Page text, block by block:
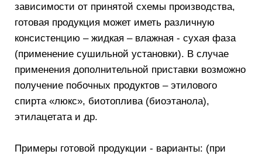
зависимости от принятой схемы производства,
готовая продукция может иметь различную
консистенцию – жидкая – влажная - сухая фаза
(применение сушильной установки). В случае
применения дополнительной приставки возможно
получение побочных продуктов – этилового
спирта «люкс», биотоплива (биоэтанола),
этилацетата и др.
Примеры готовой продукции - варианты: (при